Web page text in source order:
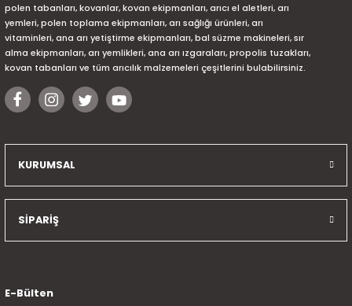
polen tabanları, kovanlar, kovan ekipmanları, arıcı el aletleri, arı
yemleri, polen toplama ekipmanları, arı sağlığı ürünleri, arı
vitaminleri, ana arı yetiştirme ekipmanları, bal süzme makineleri, sır
alma ekipmanları, arı yemlikleri, ana arı ızgaraları, propolis tuzakları,
kovan tabanları ve tüm arıcılık malzemeleri çeşitlerini bulabilirsiniz.
KURUMSAL
SİPARİŞ
E-Bülten